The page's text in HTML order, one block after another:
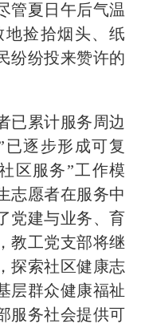
管夏日午后气温
地捡拾烟头、纸
纷纷投来赞许的
已累计服务周边
已逐步形成可复
区服务”工作模
志愿者在服务中
党建与业务、育
教工党支部将继
探索社区健康志
层群众健康福祉
服务社会提供可